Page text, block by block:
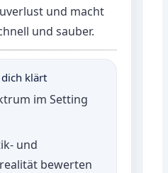
und macht
und sauber.
klärt
im Setting
und
bewerten